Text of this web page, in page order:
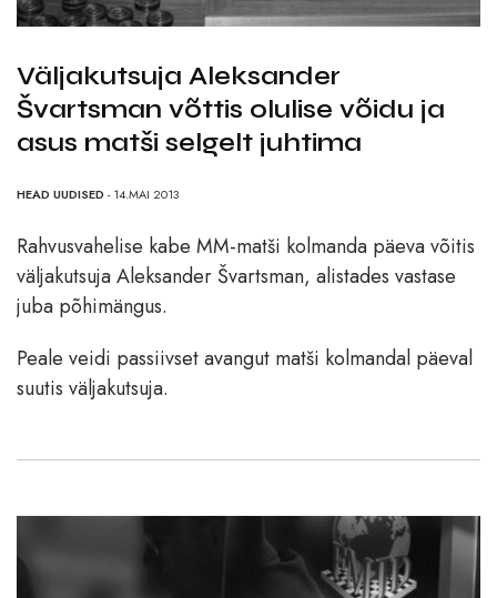
Väljakutsuja Aleksander
Švartsman võttis olulise võidu ja
asus matši selgelt juhtima
HEAD UUDISED - 14.MAI 2013
Rahvusvahelise kabe MM-matši kolmanda päeva võitis
väljakutsuja Aleksander Švartsman, alistades vastase
juba põhimängus.
Peale veidi passiivset avangut matši kolmandal päeval
suutis väljakutsuja.